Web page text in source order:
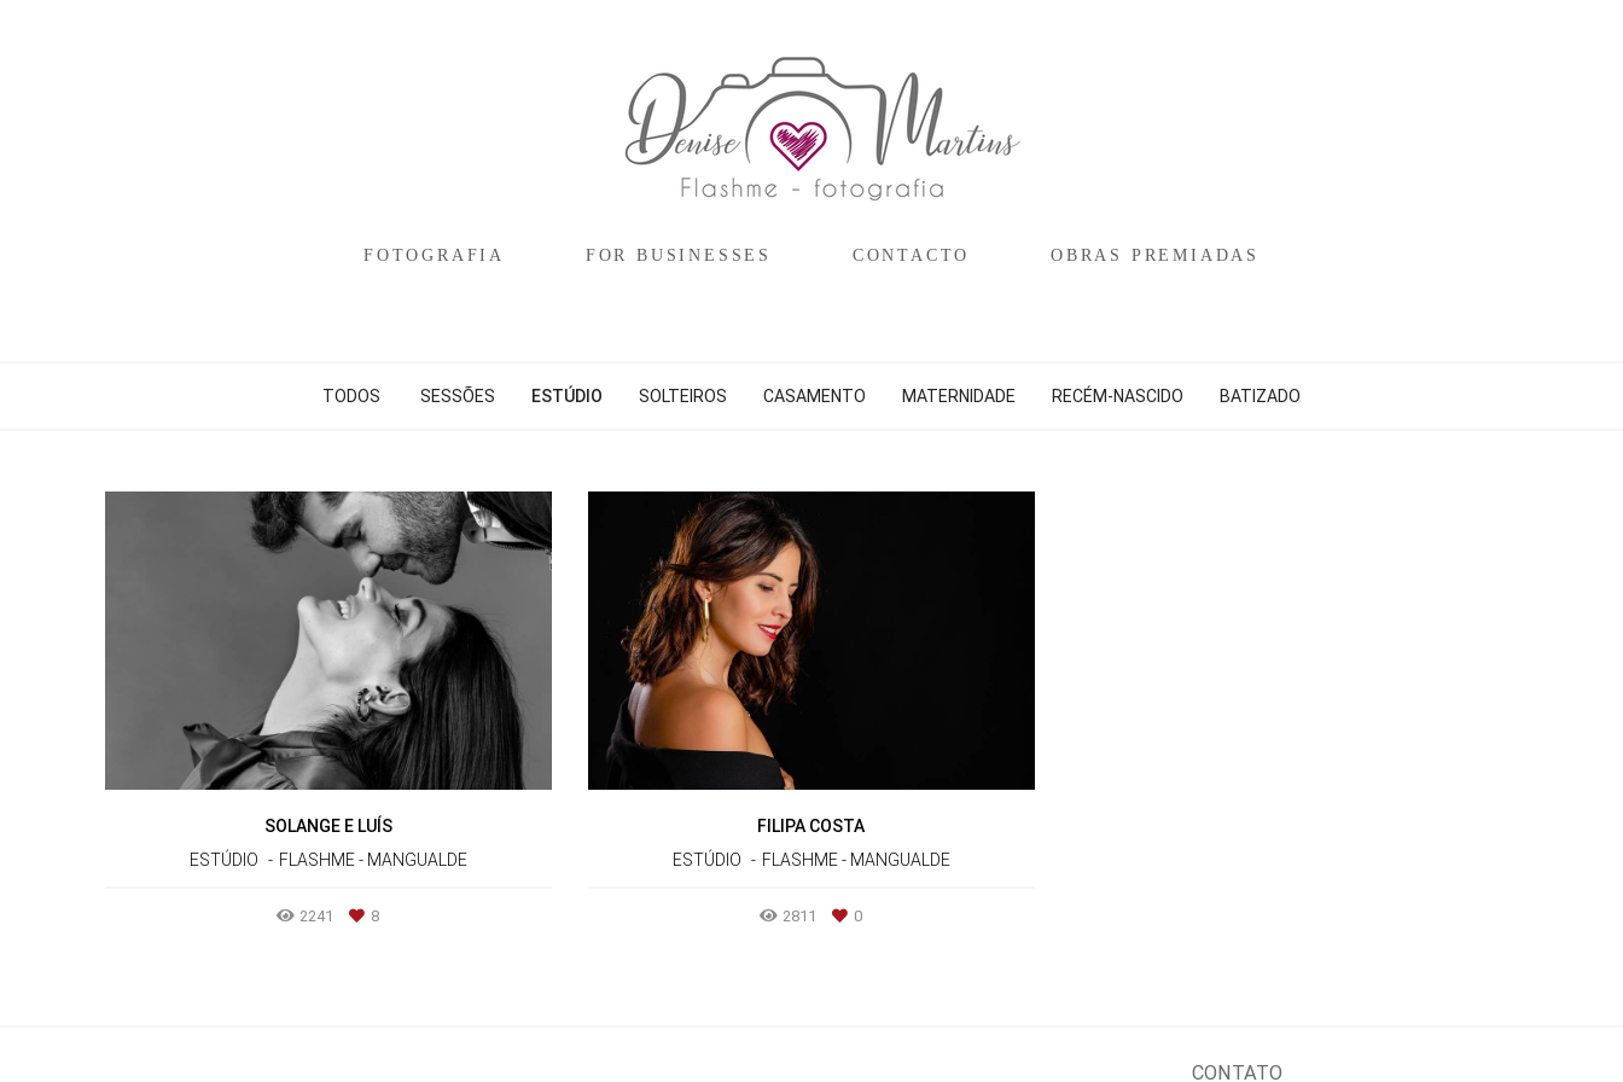
FOTOGRAFIA FOR BUSINESSES CONTACTO OBRAS PREMIADAS
TODOS SESSÕES ESTÚDIO SOLTEIROS CASAMENTO MATERNIDADE RECÉM-NASCIDO BATIZADO
SOLANGE E LUÍS
ESTÚDIO
FLASHME - MANGUALDE
2241 8
FILIPA COSTA
ESTÚDIO
FLASHME - MANGUALDE
2811 0
CONTATO